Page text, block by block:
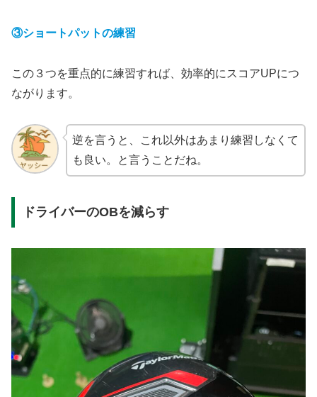
③ショートパットの練習
この３つを重点的に練習すれば、効率的にスコアUPにつ
ながります。
逆を言うと、これ以外はあまり練習しなくて
も良い。と言うことだね。
ドライバーのOBを減らす